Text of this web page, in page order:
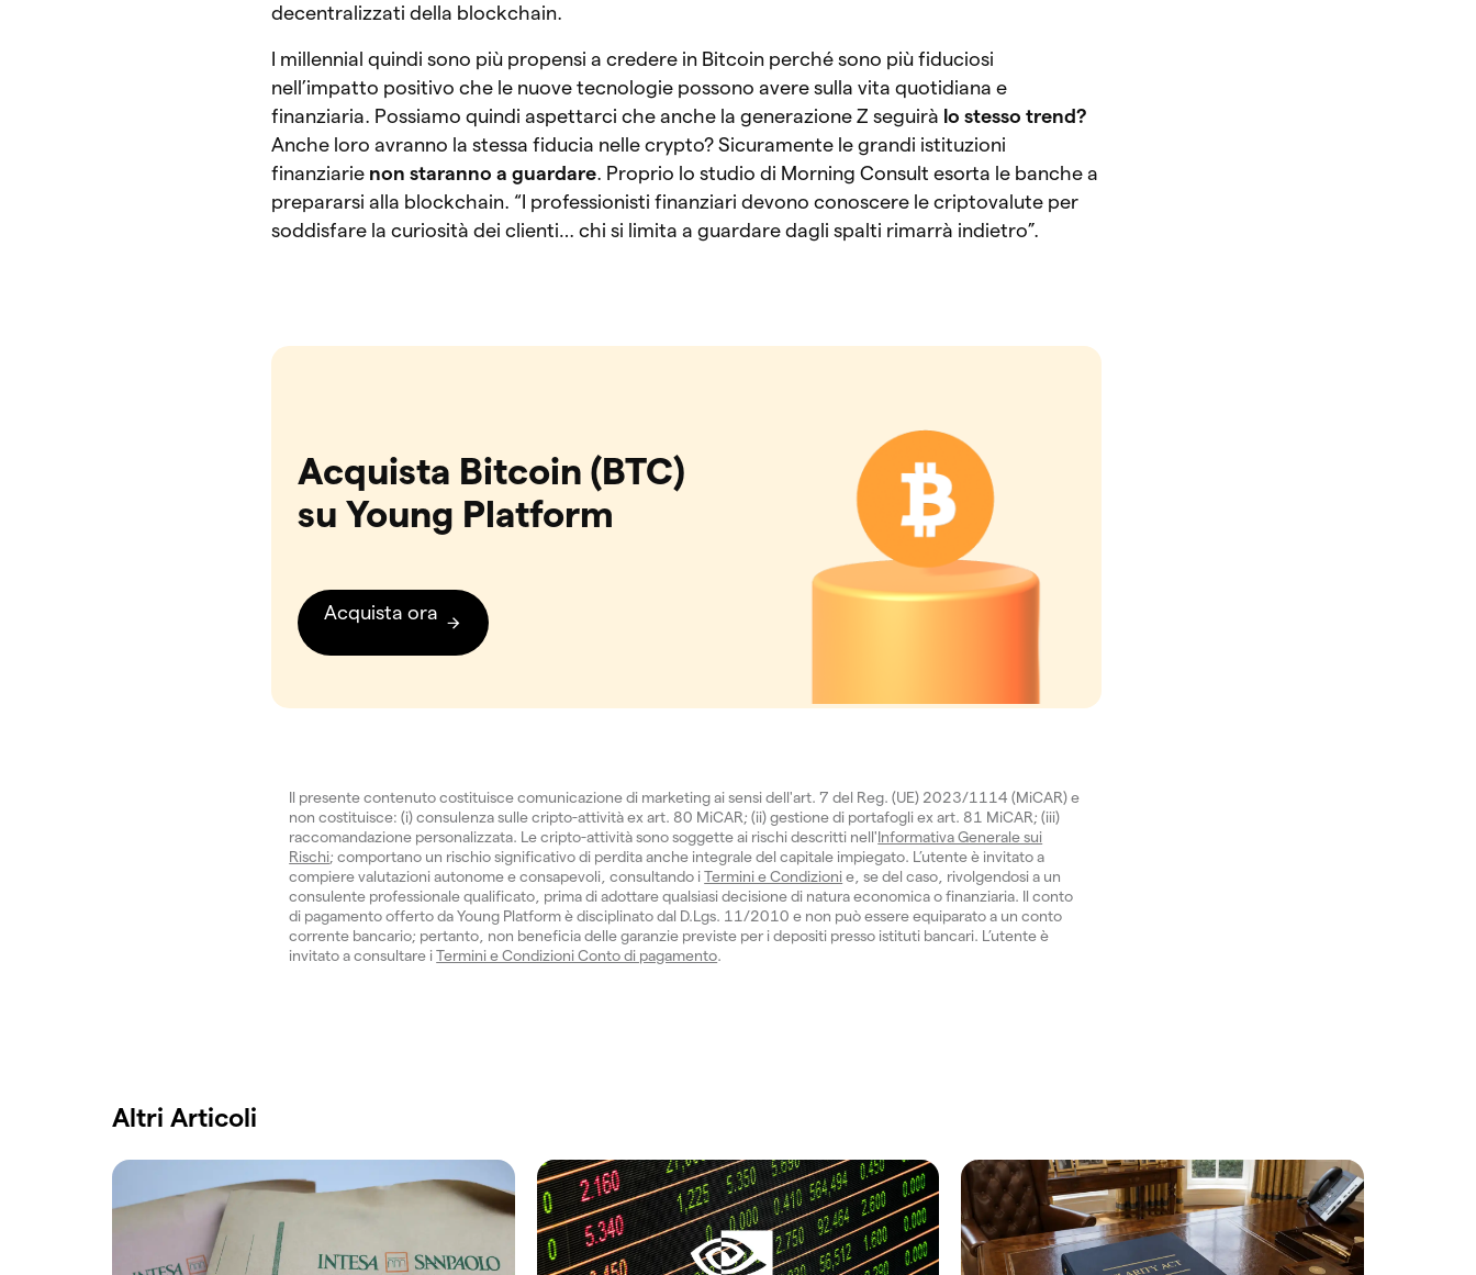
decentralizzati della blockchain.
I millennial quindi sono più propensi a credere in Bitcoin perché sono più fiduciosi
nell’impatto positivo che le nuove tecnologie possono avere sulla vita quotidiana e
finanziaria. Possiamo quindi aspettarci che anche la generazione Z seguirà lo stesso trend?
Anche loro avranno la stessa fiducia nelle crypto? Sicuramente le grandi istituzioni
finanziarie non staranno a guardare . Proprio lo studio di Morning Consult esorta le banche a
prepararsi alla blockchain. “I professionisti finanziari devono conoscere le criptovalute per
soddisfare la curiosità dei clienti… chi si limita a guardare dagli spalti rimarrà indietro”.
Acquista Bitcoin (BTC)
su Young Platform
Acquista ora
Il presente contenuto costituisce comunicazione di marketing ai sensi dell'art. 7 del Reg. (UE) 2023/1114 (MiCAR) e
non costituisce: (i) consulenza sulle cripto-attività ex art. 80 MiCAR; (ii) gestione di portafogli ex art. 81 MiCAR; (iii)
raccomandazione personalizzata. Le cripto-attività sono soggette ai rischi descritti nell'Informativa Generale sui
Rischi; comportano un rischio significativo di perdita anche integrale del capitale impiegato. L’utente è invitato a
compiere valutazioni autonome e consapevoli, consultando iTermini e Condizionie, se del caso, rivolgendosi a un
consulente professionale qualificato, prima di adottare qualsiasi decisione di natura economica o finanziaria. Il conto
di pagamento offerto da Young Platform è disciplinato dal D.Lgs. 11/2010 e non può essere equiparato a un conto
corrente bancario; pertanto, non beneficia delle garanzie previste per i depositi presso istituti bancari. L’utente è
invitato a consultare iTermini e Condizioni Conto di pagamento.
Altri Articoli